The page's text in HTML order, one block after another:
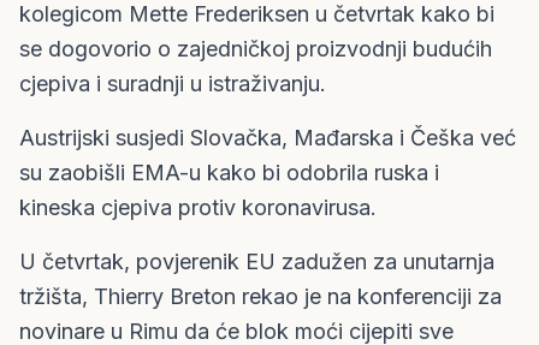
kolegicom Mette Frederiksen u četvrtak kako bi
se dogovorio o zajedničkoj proizvodnji budućih
cjepiva i suradnji u istraživanju.
Austrijski susjedi Slovačka, Mađarska i Češka već
su zaobišli EMA-u kako bi odobrila ruska i
kineska cjepiva protiv koronavirusa.
U četvrtak, povjerenik EU zadužen za unutarnja
tržišta, Thierry Breton rekao je na konferenciji za
novinare u Rimu da će blok moći cijepiti sve